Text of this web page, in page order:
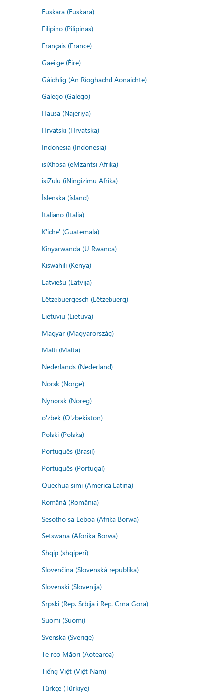
Euskara (Euskara)
Filipino (Pilipinas)
Français (France)
Gaeilge (Éire)
Gàidhlig (An Rìoghachd Aonaichte)
Galego (Galego)
Hausa (Najeriya)
Hrvatski (Hrvatska)
Indonesia (Indonesia)
isiXhosa (eMzantsi Afrika)
isiZulu (iNingizimu Afrika)
Íslenska (ísland)
Italiano (Italia)
K'iche' (Guatemala)
Kinyarwanda (U Rwanda)
Kiswahili (Kenya)
Latviešu (Latvija)
Lëtzebuergesch (Lëtzebuerg)
Lietuvių (Lietuva)
Magyar (Magyarország)
Malti (Malta)
Nederlands (Nederland)
Norsk (Norge)
Nynorsk (Noreg)
o'zbek (O'zbekiston)
Polski (Polska)
Português (Brasil)
Português (Portugal)
Quechua simi (America Latina)
Română (România)
Sesotho sa Leboa (Afrika Borwa)
Setswana (Aforika Borwa)
Shqip (shqipëri)
Slovenčina (Slovenská republika)
Slovenski (Slovenija)
Srpski (Rep. Srbija i Rep. Crna Gora)
Suomi (Suomi)
Svenska (Sverige)
Te reo Māori (Aotearoa)
Tiếng Việt (Việt Nam)
Türkçe (Türkiye)